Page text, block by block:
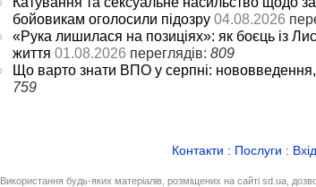
бойовикам оголосили підозру 04.08.2026
«Рука лишилася на позиціях»: як боєць із
життя 01.08.2026 переглядів: 809
Що варто знати ВПО у серпні:
759
Контакти : Послуги : Вхід
Використання будь-яких матеріалів, розміщених на сайті sd.ua,